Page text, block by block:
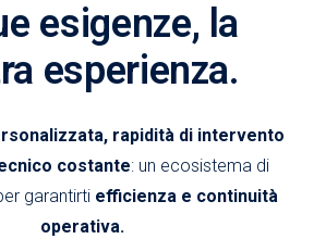
esigenze, la
esperienza.
rapidità di intervento
costante: un ecosistema di
garantirti efficienza e continuità
operativa.